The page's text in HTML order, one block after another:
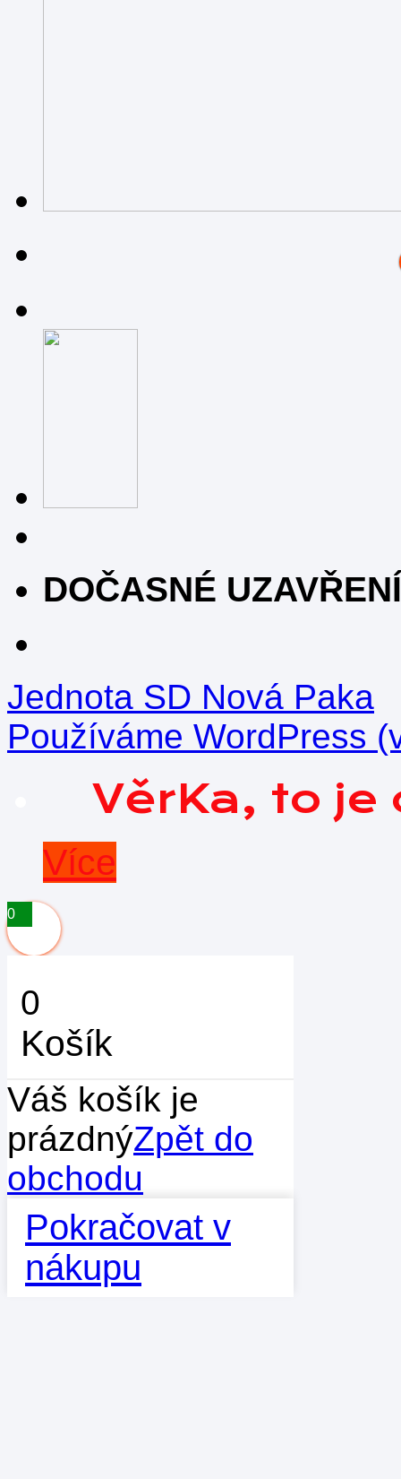
DOČASNÉ
Jednota SD Nová Paka
Používáme WordPress
VěrKa, to je
Více
0
0
Košík
Váš košík je
prázdnýZpět do
obchodu
Pokračovat v
nákupu